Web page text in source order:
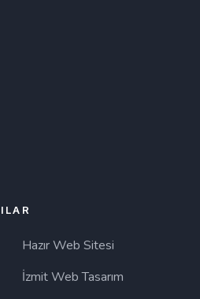
Hazır Web Sitesi
İzmit Web Tasarım